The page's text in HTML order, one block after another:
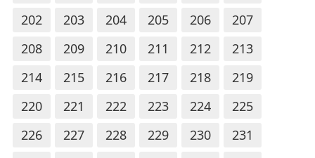
202
203 204 205 206
207
208
209 210 211 212
213
214
215 216 217 218
219
220
221 222 223 224
225
226
227 228 229 230
231